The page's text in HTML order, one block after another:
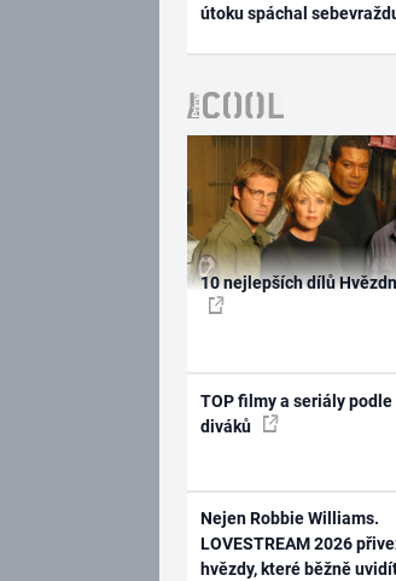
útoku spáchal
10 nejlepších dílů
TOP filmy a seriály
diváků
Nejen Robbie Williams.
LOVESTREAM 2026
hvězdy, které běžně